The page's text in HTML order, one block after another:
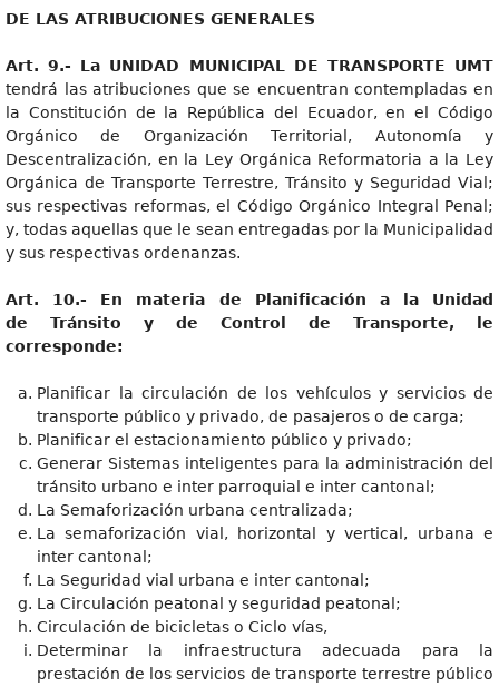
DE LAS ATRIBUCIONES GENERALES
Art. 9.- La UNIDAD MUNICIPAL DE TRANSPORTE UMT
tendrá las atribuciones que se encuentran contempladas en
la Constitución de la República del Ecuador, en el Código
Orgánico de Organización Territorial, Autonomía y
Descentralización, en la Ley Orgánica Reformatoria a la Ley
Orgánica de Transporte Terrestre, Tránsito y Seguridad Vial;
sus respectivas reformas, el Código Orgánico Integral Penal;
y, todas aquellas que le sean entregadas por la Municipalidad
y sus respectivas ordenanzas.
Art. 10.- En materia de Planificación a la Unidad
de Tránsito y de Control de Transporte, le
corresponde:
Planificar la circulación de los vehículos y servicios de
transporte público y privado, de pasajeros o de carga;
Planificar el estacionamiento público y privado;
Generar Sistemas inteligentes para la administración del
tránsito urbano e inter parroquial e inter cantonal;
La Semaforización urbana centralizada;
La semaforización vial, horizontal y vertical, urbana e
inter cantonal;
La Seguridad vial urbana e inter cantonal;
La Circulación peatonal y seguridad peatonal;
Circulación de bicicletas o Ciclo vías,
Determinar la infraestructura adecuada para la
prestación de los servicios de transporte terrestre público